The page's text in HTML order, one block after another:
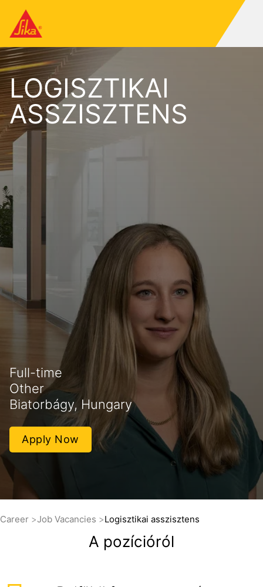
LOGISZTIKAI
ASSZISZTENS
Full-time
Other
Biatorbágy, Hungary
Apply Now
Career Job Vacancies Logisztikai asszisztens
A pozícióról